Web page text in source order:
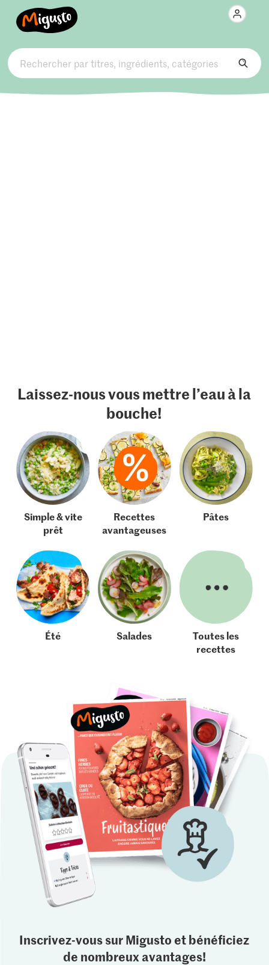
Laissez-nous vous mettre l’eau à la
bouche!
Simple & vite
prêt
Recettes
avantageuses
Pâtes
Été Salades
Toutes les
recettes
Inscrivez-vous sur Migusto et bénéficiez
de nombreux avantages!